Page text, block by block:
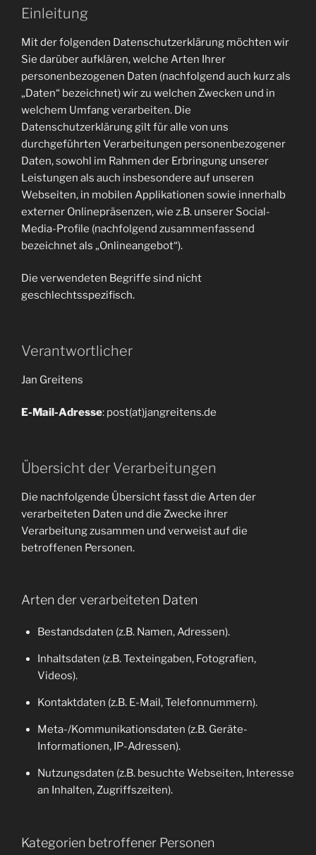
Einleitung
Mit der folgenden Datenschutzerklärung möchten wir
Sie darüber aufklären, welche Arten Ihrer
personenbezogenen Daten (nachfolgend auch kurz als
„Daten“ bezeichnet) wir zu welchen Zwecken und in
welchem Umfang verarbeiten. Die
Datenschutzerklärung gilt für alle von uns
durchgeführten Verarbeitungen personenbezogener
Daten, sowohl im Rahmen der Erbringung unserer
Leistungen als auch insbesondere auf unseren
Webseiten, in mobilen Applikationen sowie innerhalb
externer Onlinepräsenzen, wie z.B. unserer Social-
Media-Profile (nachfolgend zusammenfassend
bezeichnet als „Onlineangebot“).
Die verwendeten Begriffe sind nicht
geschlechtsspezifisch.
Verantwortlicher
Jan Greitens
E-Mail-Adresse: post(at)jangreitens.de
Übersicht der Verarbeitungen
Die nachfolgende Übersicht fasst die Arten der
verarbeiteten Daten und die Zwecke ihrer
Verarbeitung zusammen und verweist auf die
betroffenen Personen.
Arten der verarbeiteten Daten
Bestandsdaten (z.B. Namen, Adressen).
Inhaltsdaten (z.B. Texteingaben, Fotografien,
Videos).
Kontaktdaten (z.B. E-Mail, Telefonnummern).
Meta-/Kommunikationsdaten (z.B. Geräte-
Informationen, IP-Adressen).
Nutzungsdaten (z.B. besuchte Webseiten, Interesse
an Inhalten, Zugriffszeiten).
Kategorien betroffener Personen